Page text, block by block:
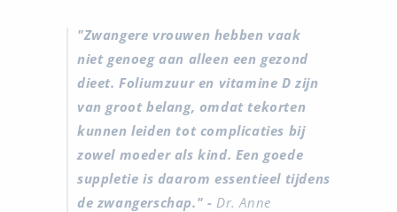
"Zwangere vrouwen hebben vaak
niet genoeg aan alleen een gezond
dieet. Foliumzuur en vitamine D zijn
van groot belang, omdat tekorten
kunnen leiden tot complicaties bij
zowel moeder als kind. Een goede
suppletie is daarom essentieel tijdens
de zwangerschap." - Dr. Anne